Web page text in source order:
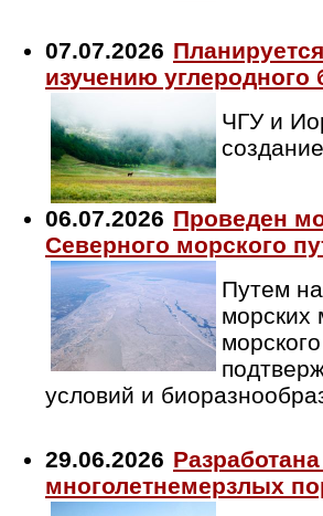
07.07.2026
изучению углеродного
ЧГУ и
06.07.2026 Проведен
Северного морского
Путем
морских
условий и
29.06.2026
многолетнемерзлых